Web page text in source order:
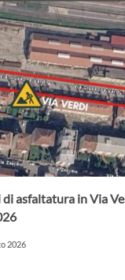
di asfaltatura in Via
2026